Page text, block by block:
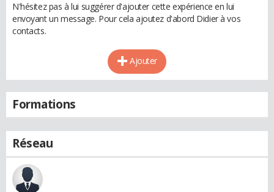
N'hésitez pas à lui suggérer d'ajouter cette expérience en lui
envoyant un message. Pour cela ajoutez d'abord Didier à vos
contacts.
Ajouter
Formations
Réseau